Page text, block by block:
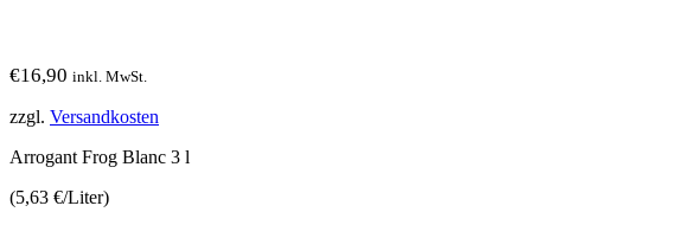
€16,90 inkl. MwSt.
zzgl. Versandkosten
Arrogant Frog Blanc 3 l
(5,63 €/Liter)